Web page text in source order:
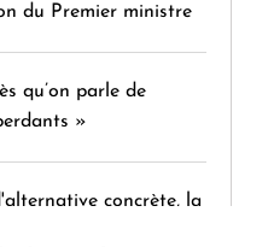
du Premier ministre
qu’on parle de
»
concrète, la